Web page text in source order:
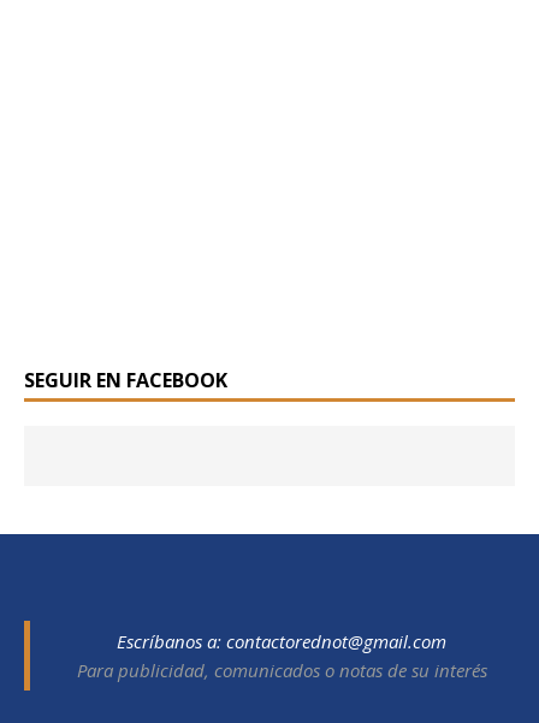
SEGUIR EN FACEBOOK
Escríbanos a: contactorednot@gmail.com
Para publicidad, comunicados o notas de su interés